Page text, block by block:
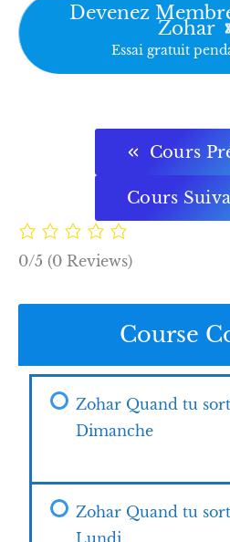
Devenez
Zohar
Essai gratuit
Cours
Cours
0/5 (0 Reviews)
Course
Zohar Quand tu
Dimanche
Zohar Quand tu